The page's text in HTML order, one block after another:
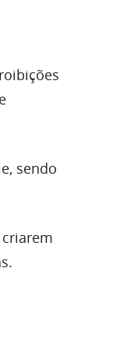
sendo